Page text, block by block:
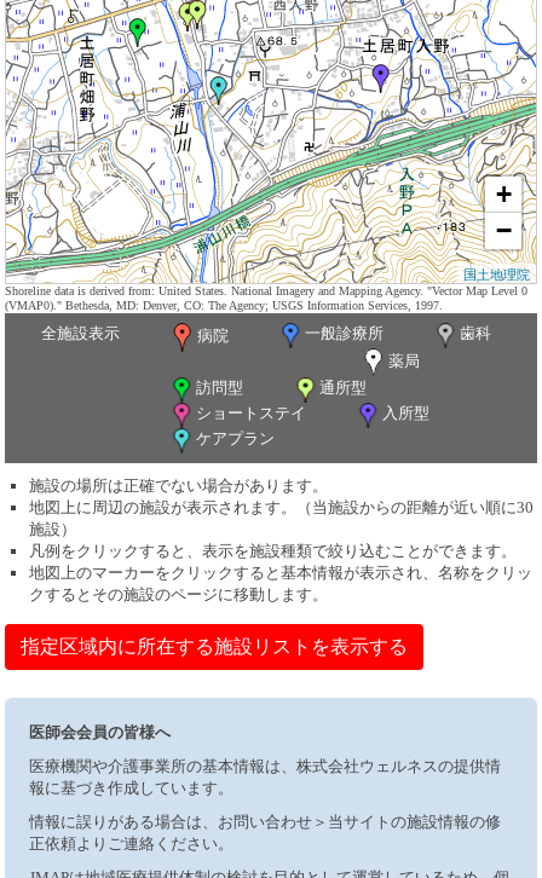
+
−
国土地理院
Shoreline data is derived from: United States. National Imagery and Mapping Agency. "Vector Map Level 0
(VMAP0)." Bethesda, MD: Denver, CO: The Agency; USGS Information Services, 1997.
全施設表示 病院 一般診療所
歯科
薬局
訪問型
通所型
ショートステイ
入所型
ケアプラン
施設の場所は正確でない場合があります。
地図上に周辺の施設が表示されます。（当施設からの距離が近い順に30
施設）
凡例をクリックすると、表示を施設種類で絞り込むことができます。
地図上のマーカーをクリックすると基本情報が表示され、名称をクリッ
クするとその施設のページに移動します。
指定区域内に所在する施設リストを表示する
医師会会員の皆様へ
医療機関や介護事業所の基本情報は、株式会社ウェルネスの提供情
報に基づき作成しています。
情報に誤りがある場合は、お問い合わせ＞当サイトの施設情報の修
正依頼よりご連絡ください。